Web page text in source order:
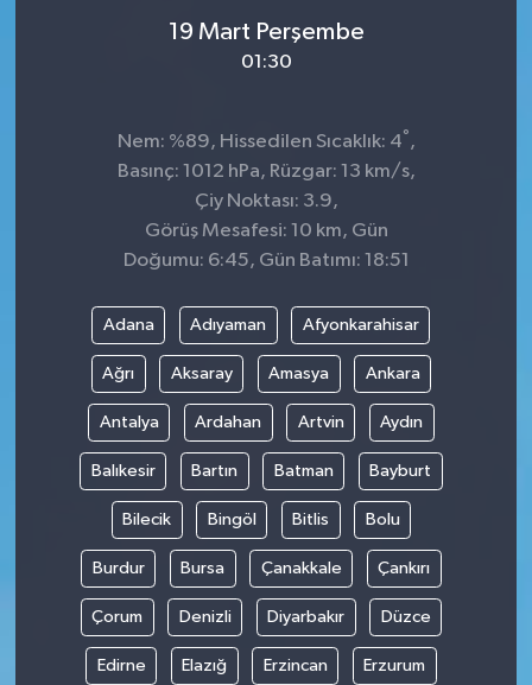
19 Mart Perşembe
01:30
Nem: %89, Hissedilen Sıcaklık: 4° ,
Basınç: 1012 hPa, Rüzgar: 13 km/s,
Çiy Noktası: 3.9,
Görüş Mesafesi: 10 km, Gün
Doğumu: 6:45, Gün Batımı: 18:51
Adana Adıyaman Afyonkarahisar
Ağrı Aksaray Amasya Ankara
Antalya Ardahan Artvin Aydın
Balıkesir Bartın Batman Bayburt
Bilecik Bingöl Bitlis Bolu
Burdur Bursa Çanakkale Çankırı
Çorum Denizli Diyarbakır Düzce
Edirne Elazığ Erzincan Erzurum